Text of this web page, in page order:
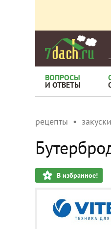
ВОПРОСЫ
И ОТВЕТЫ
рецепты закуски
В избранное!